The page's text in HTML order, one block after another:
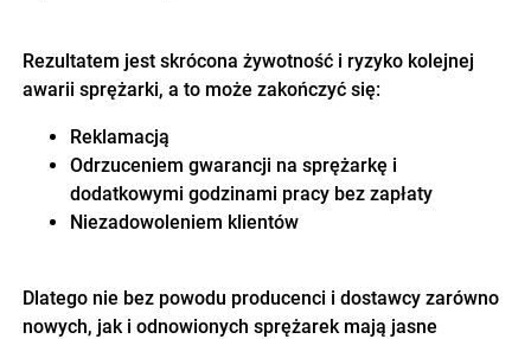
Rezultatem jest skrócona żywotność i ryzyko kolejnej
awarii sprężarki, a to może zakończyć się:
Reklamacją
Odrzuceniem gwarancji na sprężarkę i
dodatkowymi godzinami pracy bez zapłaty
Niezadowoleniem klientów
Dlatego nie bez powodu producenci i dostawcy zarówno
nowych, jak i odnowionych sprężarek mają jasne